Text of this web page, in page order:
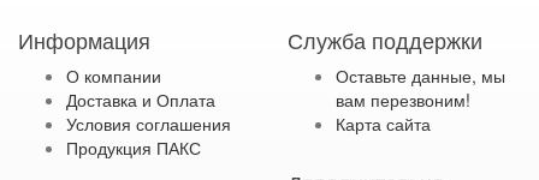
Информация
О компании
Доставка и Оплата
Условия соглашения
Продукция ПАКС
Служба поддержки
Оставьте данные, мы
вам перезвоним!
Карта сайта